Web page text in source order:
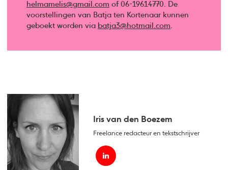
helmamelis@gmail.com of 06-19614770. De
voorstellingen van Batja ten Kortenaar kunnen
geboekt worden via batja3@hotmail.com.
Iris van den Boezem
Freelance redacteur en tekstschrijver